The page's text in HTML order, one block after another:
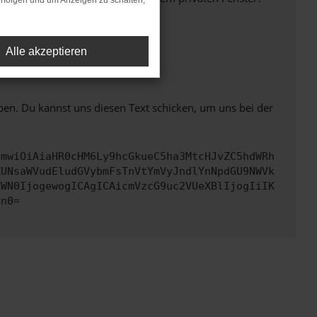
mehr unterstützt werden.
Du kannst uns diesen Text schicken, um uns bei der
Alle akzeptieren